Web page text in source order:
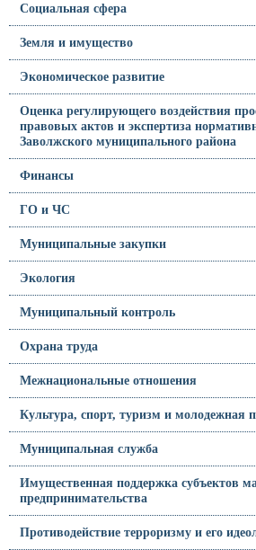
Социальная сфера
Земля и имущество
Экономическое развитие
Оценка регулирующего воздействия
правовых актов и экспертиза
Заволжского муниципального района
Финансы
ГО и ЧС
Муниципальные закупки
Экология
Муниципальный контроль
Охрана труда
Межнациональные отношения
Культура, спорт, туризм и молодежная
Муниципальная служба
Имущественная поддержка субъектов
предпринимательства
Противодействие терроризму и его